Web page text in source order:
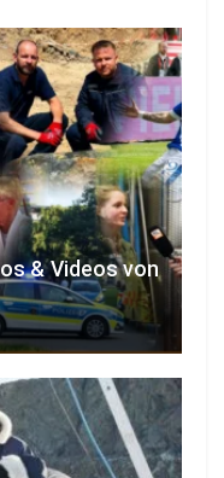
& Videos von